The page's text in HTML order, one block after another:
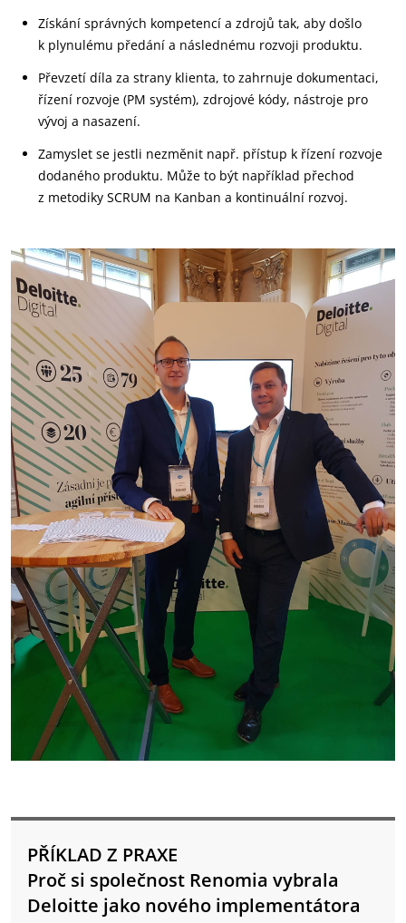
Získání správných kompetencí a zdrojů tak, aby došlo
k plynulému předání a následnému rozvoji produktu.
Převzetí díla za strany klienta, to zahrnuje dokumentaci,
řízení rozvoje (PM systém), zdrojové kódy, nástroje pro
vývoj a nasazení.
Zamyslet se jestli nezměnit např. přístup k řízení rozvoje
dodaného produktu. Může to být například přechod
z metodiky SCRUM na Kanban a kontinuální rozvoj.
PŘÍKLAD Z PRAXE
Proč si společnost Renomia vybrala
Deloitte jako nového implementátora